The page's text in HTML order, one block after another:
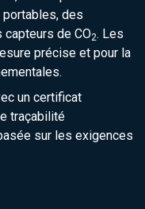
des
de CO2. Les
précise et pour la
un certificat
traçabilité
sur les exigences